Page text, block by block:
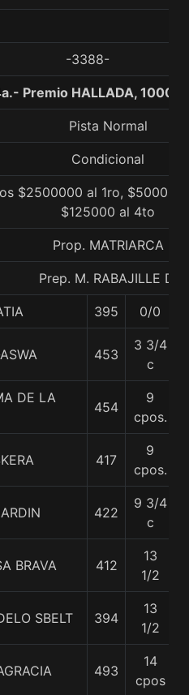
-3388-
Premio HALLADA, 1000
Pista Normal
Condicional
$2500000 al 1ro,
$125000 al 4to
Prop. MATRIARCA
Prep. M. RABAJILLE D.
395 0/0
453
3 3/4
c
DE LA
454
9
cpos.
417
9
cpos.
422
9 3/4
c
BRAVA 412
13
1/2
SBELT 394
13
1/2
493
14
cpos